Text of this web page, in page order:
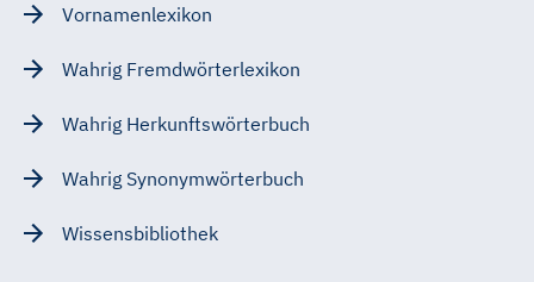
Vornamenlexikon
Wahrig Fremdwörterlexikon
Wahrig Herkunftswörterbuch
Wahrig Synonymwörterbuch
Wissensbibliothek